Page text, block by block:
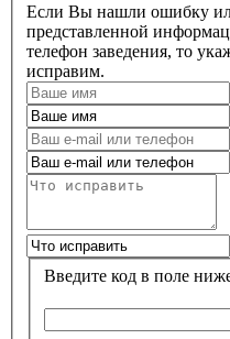
Если Вы нашли ошибку
представленной
телефон заведения, то
исправим.
Введите код в поле